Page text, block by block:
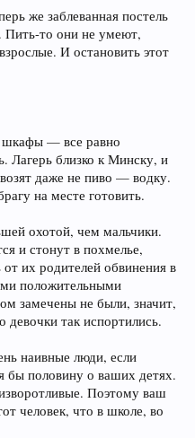
же заблеванная постель
Пить-то они не умеют,
И остановить этот
— все равно
Лагерь близко к Минску, и
даже не пиво — водку.
на месте готовить.
охотой, чем мальчики.
и стонут в похмелье,
их родителей обвинения в
положительными
замечены не были, значит,
так испортились.
наивные люди, если
бы половину о ваших детях.
Поэтому ваш
человек, что в школе, во